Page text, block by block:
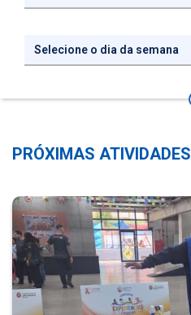
Selecione o dia da semana
PRÓXIMAS ATIVIDADES